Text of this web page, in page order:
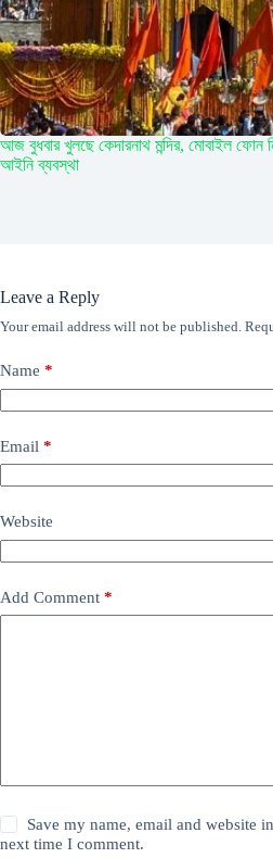
আজ বুধবার খুলছে কেদারনাথ মন্দির, মোবাইল ফোন
আইনি ব্যবস্থা
Leave a Reply
Your email address will not be published.
Name *
Email *
Website
Add Comment *
Save my name, email and website
next time I comment.